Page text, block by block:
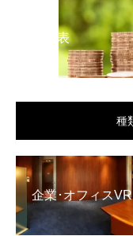
料金表
種
企業･オフィスVR